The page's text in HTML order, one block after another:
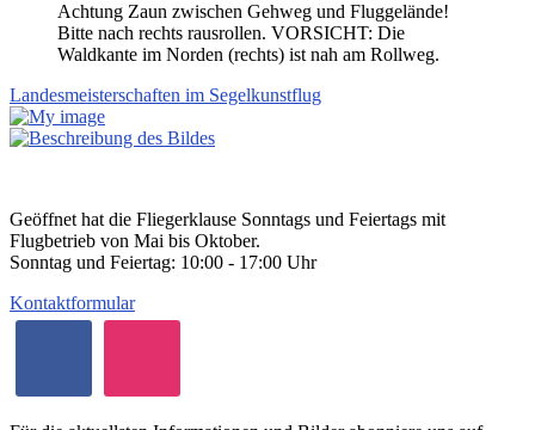
Achtung Zaun zwischen Gehweg und Fluggelände!
Bitte nach rechts rausrollen. VORSICHT: Die
Waldkante im Norden (rechts) ist nah am Rollweg.
Landesmeisterschaften im Segelkunstflug
Geöffnet hat die Fliegerklause Sonntags und Feiertags mit
Flugbetrieb von Mai bis Oktober.
Sonntag und Feiertag: 10:00 - 17:00 Uhr
Kontaktformular